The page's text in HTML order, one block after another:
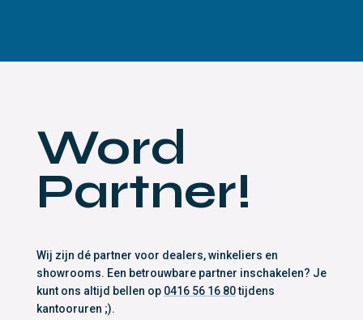
Word
Partner!
Wij zijn dé partner voor dealers, winkeliers en
showrooms. Een betrouwbare partner inschakelen? Je
kunt ons altijd bellen op 0416 56 16 80tijdens
kantooruren ;).